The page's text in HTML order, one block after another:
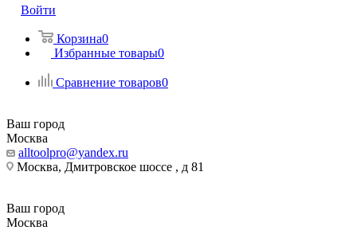
Войти
Корзина0
Избранные товары0
Сравнение товаров0
Ваш город
Москва
alltoolpro@yandex.ru
Москва, Дмитровское шоссе , д 81
Ваш город
Москва